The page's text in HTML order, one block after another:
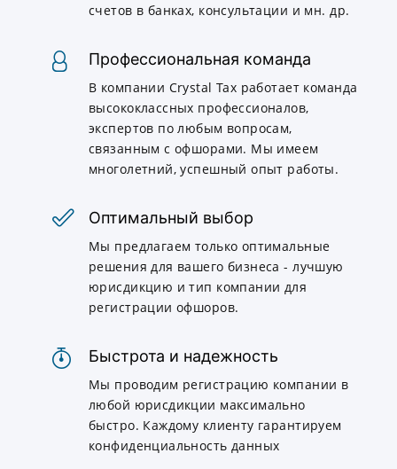
счетов в банках, консультации и мн. др.
Профессиональная команда
В компании Crystal Tax работает команда
высококлассных профессионалов,
экспертов по любым вопросам,
связанным с офшорами. Мы имеем
многолетний, успешный опыт работы.
Оптимальный выбор
Мы предлагаем только оптимальные
решения для вашего бизнеса - лучшую
юрисдикцию и тип компании для
регистрации офшоров.
Быстрота и надежность
Мы проводим регистрацию компании в
любой юрисдикции максимально
быстро. Каждому клиенту гарантируем
конфиденциальность данных